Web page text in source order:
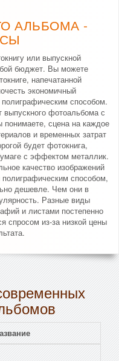
АЛЬБОМА -
или выпускной
бюджет. Вы можете
напечатанной
экономичный
способом.
фотоальбома с
сцена на каждое
и временных затрат
будет фотокнига,
с эффектом металлик.
качество изображений
способом,
дешевле. Чем они в
Разные виды
и листами постепенно
спросом из-за низкой цены